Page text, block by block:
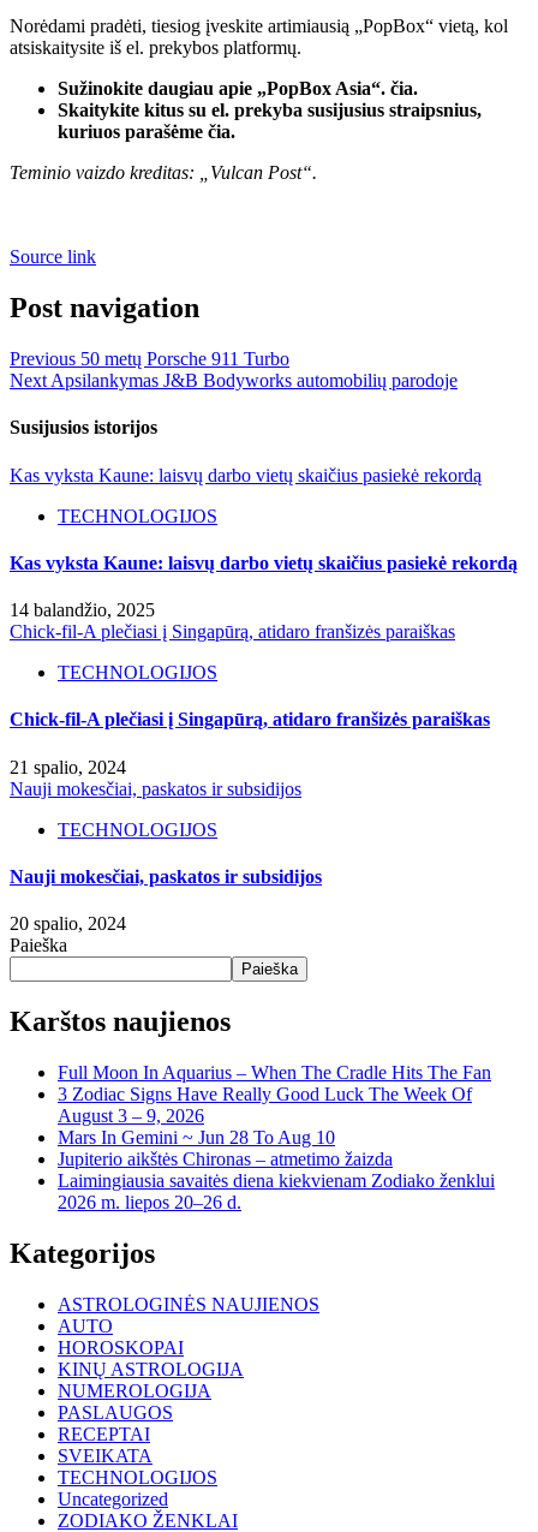
Norėdami pradėti, tiesiog įveskite artimiausią „PopBox“ vietą, kol
atsiskaitysite iš el. prekybos platformų.
Sužinokite daugiau apie „PopBox Asia“. čia.
Skaitykite kitus su el. prekyba susijusius straipsnius,
kuriuos parašėme čia.
Teminio vaizdo kreditas: „Vulcan Post“.
Source link
Post navigation
Previous 50 metų Porsche 911 Turbo
Next Apsilankymas J&B Bodyworks automobilių parodoje
Susijusios istorijos
Kas vyksta Kaune: laisvų darbo vietų skaičius pasiekė rekordą
TECHNOLOGIJOS
Kas vyksta Kaune: laisvų darbo vietų skaičius pasiekė rekordą
14 balandžio, 2025
Chick-fil-A plečiasi į Singapūrą, atidaro franšizės paraiškas
TECHNOLOGIJOS
Chick-fil-A plečiasi į Singapūrą, atidaro franšizės paraiškas
21 spalio, 2024
Nauji mokesčiai, paskatos ir subsidijos
TECHNOLOGIJOS
Nauji mokesčiai, paskatos ir subsidijos
20 spalio, 2024
Paieška
Paieška
Karštos naujienos
Full Moon In Aquarius – When The Cradle Hits The Fan
3 Zodiac Signs Have Really Good Luck The Week Of
August 3 – 9, 2026
Mars In Gemini ~ Jun 28 To Aug 10
Jupiterio aikštės Chironas – atmetimo žaizda
Laimingiausia savaitės diena kiekvienam Zodiako ženklui
2026 m. liepos 20–26 d.
Kategorijos
ASTROLOGINĖS NAUJIENOS
AUTO
HOROSKOPAI
KINŲ ASTROLOGIJA
NUMEROLOGIJA
PASLAUGOS
RECEPTAI
SVEIKATA
TECHNOLOGIJOS
Uncategorized
ZODIAKO ŽENKLAI